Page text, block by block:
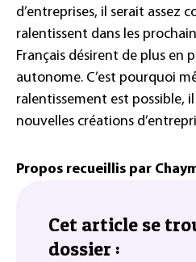
d’entreprises, il serait assez
ralentissent dans les
Français désirent de plus en
autonome. C’est pourquoi
ralentissement est possible,
nouvelles créations
Propos recueillis par
Cet article se
dossier :